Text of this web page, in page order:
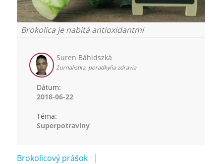
Brokolica je nabitá antioxidantmi
Suren Báhidszká
žurnalistka, poradkyňa zdravia
Dátum:
2018-06-22
Téma:
Superpotraviny
Brokolicový prášok